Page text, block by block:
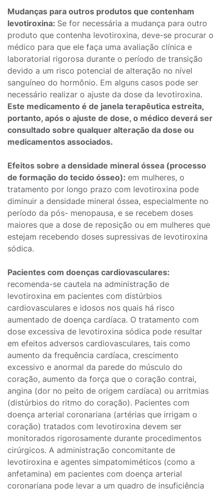
Mudanças para outros produtos que contenham
levotiroxina: Se for necessária a mudança para outro
produto que contenha levotiroxina, deve-se procurar o
médico para que ele faça uma avaliação clínica e
laboratorial rigorosa durante o período de transição
devido a um risco potencial de alteração no nível
sanguíneo do hormônio. Em alguns casos pode ser
necessário realizar o ajuste da dose da levotiroxina.
Este medicamento é de janela terapêutica estreita,
portanto, após o ajuste de dose, o médico deverá ser
consultado sobre qualquer alteração da dose ou
medicamentos associados.
Efeitos sobre a densidade mineral óssea (processo
de formação do tecido ósseo): em mulheres, o
tratamento por longo prazo com levotiroxina pode
diminuir a densidade mineral óssea, especialmente no
período da pós- menopausa, e se recebem doses
maiores que a dose de reposição ou em mulheres que
estejam recebendo doses supressivas de levotiroxina
sódica.
Pacientes com doenças cardiovasculares:
recomenda-se cautela na administração de
levotiroxina em pacientes com distúrbios
cardiovasculares e idosos nos quais há risco
aumentado de doença cardíaca. O tratamento com
dose excessiva de levotiroxina sódica pode resultar
em efeitos adversos cardiovasculares, tais como
aumento da frequência cardíaca, crescimento
excessivo e anormal da parede do músculo do
coração, aumento da força que o coração contrai,
angina (dor no peito de origem cardíaca) ou arritmias
(distúrbios do ritmo do coração). Pacientes com
doença arterial coronariana (artérias que irrigam o
coração) tratados com levotiroxina devem ser
monitorados rigorosamente durante procedimentos
cirúrgicos. A administração concomitante de
levotiroxina e agentes simpatomiméticos (como a
anfetamina) em pacientes com doença arterial
coronariana pode levar a um quadro de insuficiência